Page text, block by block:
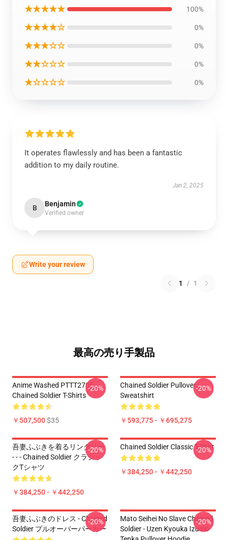
★★★★★ 100%
★★★★☆ 0%
★★★☆☆ 0%
★★☆☆☆ 0%
★☆☆☆☆ 0%
It operates flawlessly and has been a fantastic
addition to my daily routine.
Jan 2, 2025
B Benjamin
Verified owner
Write your review
1 / 1
最高の売り手製品
Anime Washed PTTT2705
Chained Soldier T-Shirts
￥507,500$35
-20%
Chained Soldier Pullover
Sweatshirt
￥593,775 - ￥695,275
-20%
吾妻ふぶきを着るリングリー
- - - Chained Soldier クラシッ
クTシャツ
￥384,250 - ￥442,250
-20% Chained Soldier Classic T-Shirt
￥384,250 - ￥442,250
-20%
吾妻ふぶきのドレス - Chained
Soldier プルオーバーパーカー
-20%
Mato Seihei No Slave Chained
Soldier - Uzen Kyouka Izumo
-20%